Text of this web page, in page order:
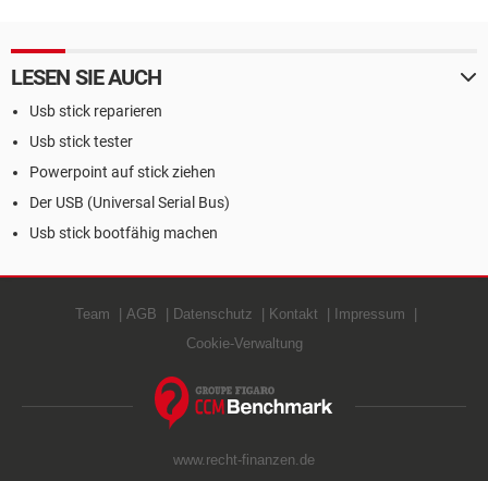
LESEN SIE AUCH
Usb stick reparieren
Usb stick tester
Powerpoint auf stick ziehen
Der USB (Universal Serial Bus)
Usb stick bootfähig machen
Team AGB Datenschutz Kontakt
Impressum
Cookie-Verwaltung
www.recht-finanzen.de